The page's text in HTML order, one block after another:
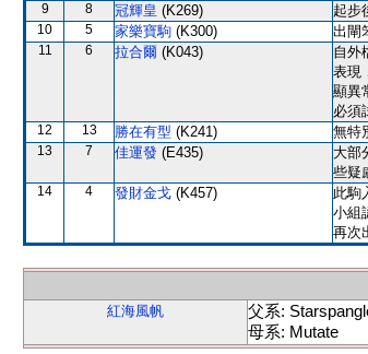
9 8 冠輝皇 (K269) 起步
10 5 家樂寶駒 (K300) 出閘
11 6 拉合爾 (K043)
自外
表現
顯異
必須
12 13 勝在有型 (K241) 無特
13 7 佳運發 (E435)
大部
些疑
14 4 發財金戈 (K457)
此駒
小組
再次
紅海風帆
父系:
母系: Mutate